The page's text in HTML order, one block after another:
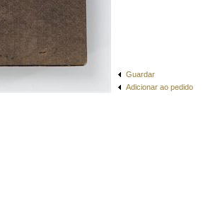
Guardar
Adicionar ao pedido